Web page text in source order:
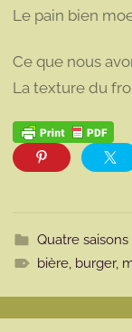
Le pain bien
Ce que nous
La texture du
Quatre saisons
bière, burger,